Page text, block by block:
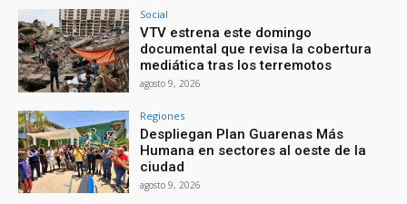
Social
VTV estrena este domingo
documental que revisa la cobertura
mediática tras los terremotos
agosto 9, 2026
Regiones
Despliegan Plan Guarenas Más
Humana en sectores al oeste de la
ciudad
agosto 9, 2026